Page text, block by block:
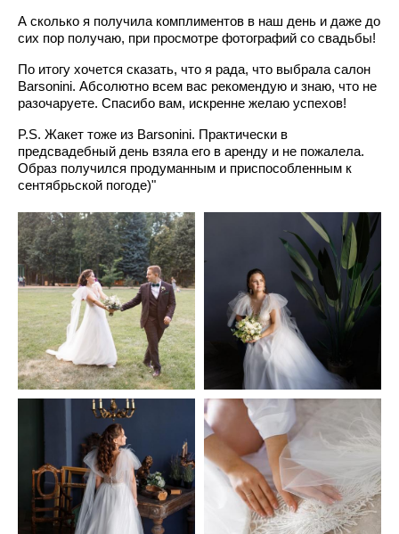
А сколько я получила комплиментов в наш день и даже до
сих пор получаю, при просмотре фотографий со свадьбы!
По итогу хочется сказать, что я рада, что выбрала салон
Barsonini. Абсолютно всем вас рекомендую и знаю, что не
разочаруете. Спасибо вам, искренне желаю успехов!
P.S. Жакет тоже из Barsonini. Практически в
предсвадебный день взяла его в аренду и не пожалела.
Образ получился продуманным и приспособленным к
сентябрьской погоде)"